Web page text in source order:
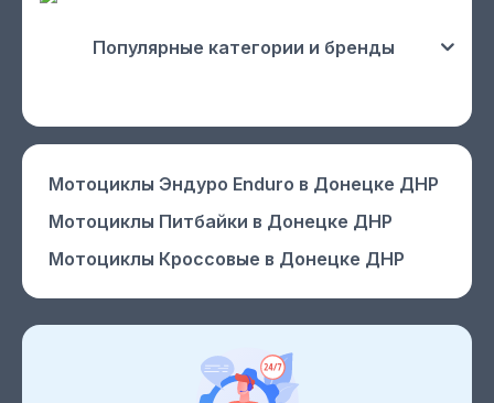
Популярные категории и бренды
Мотоциклы Эндуро Enduro в Донецке ДНР
Мотоциклы Питбайки в Донецке ДНР
Мотоциклы Кроссовые в Донецке ДНР